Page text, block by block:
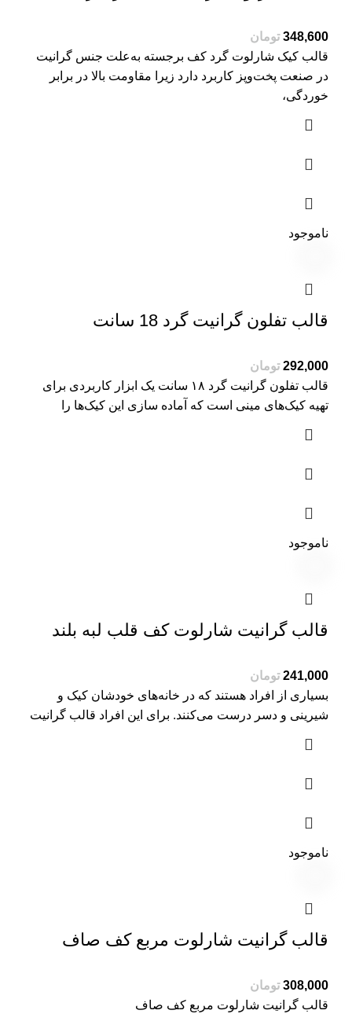
تومان
قالب کیک شارلوت گرد کف برجسته به‌علت جنس گرانیت
در صنعت پخت‌وپز کاربرد دارد زیرا مقاومت بالا در برابر
خوردگی،
ناموجود
قالب تفلون گرانیت گرد 18 سانت
تومان
قالب تفلون گرانیت گرد ۱۸ سانت یک ابزار کاربردی برای
تهیه کیک‌های مینی است که آماده سازی این کیک‌ها را
ناموجود
قالب گرانیت شارلوت کف قلب لبه بلند
تومان
بسیاری از افراد هستند که در خانه‌های خودشان کیک و
شیرینی و دسر درست می‌کنند. برای این افراد قالب گرانیت
ناموجود
قالب گرانیت شارلوت مربع کف صاف
تومان
قالب گرانیت شارلوت مربع کف صاف